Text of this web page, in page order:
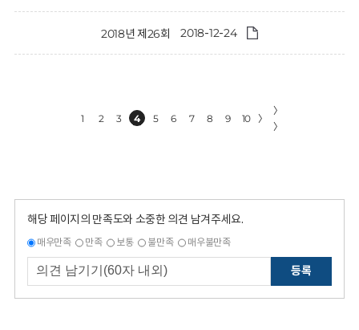
2018년 제26회 2018-12-24
1 2 3 4 5 6 7 8 9 10 〉
〉
〉
해당 페이지의 만족도와 소중한 의견 남겨주세요.
매우만족 만족 보통 불만족 매우불만족
등록